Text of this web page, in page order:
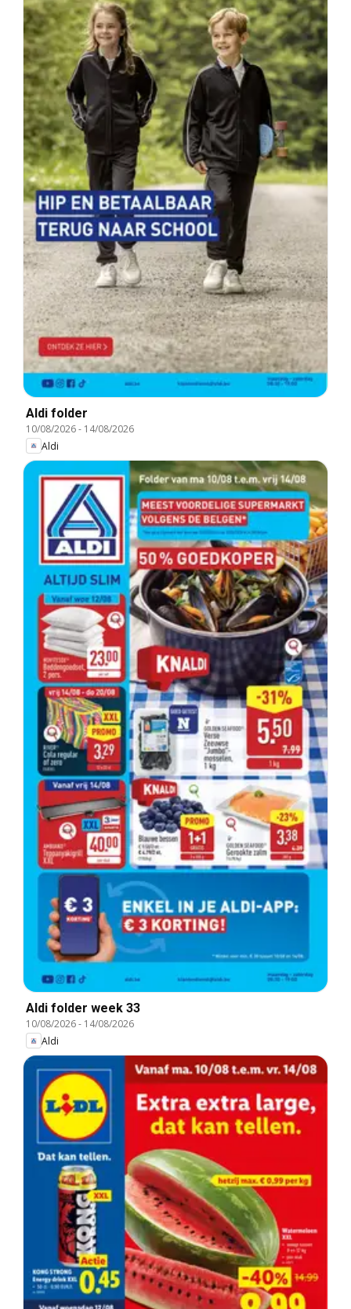
Aldi folder
10/08/2026- 14/08/2026
Aldi
Aldi folder week 33
10/08/2026- 14/08/2026
Aldi